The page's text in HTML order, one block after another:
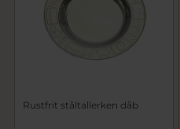
Rustfrit ståltallerken dåb